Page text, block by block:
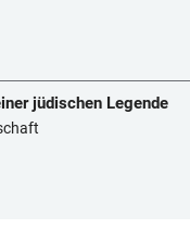
jüdischen Legende